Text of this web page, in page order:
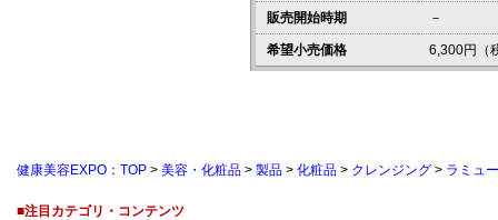
販売開始時期 －
希望小売価格 6,300円（
健康美容EXPO：TOP > 美容・化粧品 > 製品 > 化粧品 > クレンジング > ラミュ
■注目カテゴリ・コンテンツ